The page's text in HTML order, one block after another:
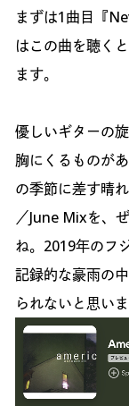
まずは1曲目『
はこの曲を聴く
ます。
優しいギターの
胸にくるものが
の季節に差す晴
／June Mixを、
ね。2019年のフ
記録的な豪雨の
られないと思いま